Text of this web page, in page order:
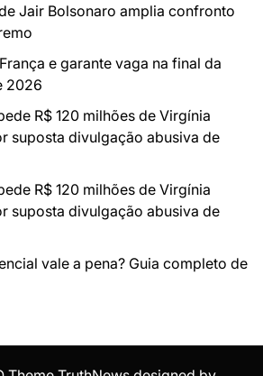
Jair Bolsonaro amplia confronto
e garante vaga na final da
2026
R$ 120 milhões de Virgínia
suposta divulgação abusiva de
R$ 120 milhões de Virgínia
suposta divulgação abusiva de
vale a pena? Guia completo de